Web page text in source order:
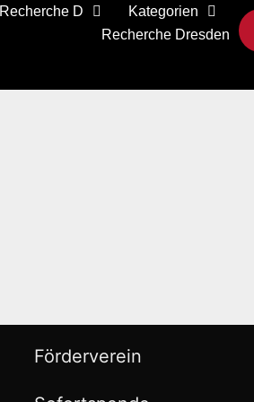
Recherche D
Kategorien
Recherche Dresden
Förderverein